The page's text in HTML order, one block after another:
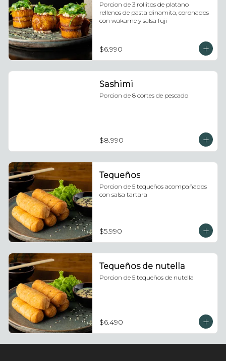
Porcion de 3 rollitos de platano
rellenos de pasta dinamita, coronados
con wakame y salsa fuji
$6.990
Sashimi
Porcion de 8 cortes de pescado
$8.990
Tequeños
Porcion de 5 tequeños acompañados
con salsa tartara
$5.990
Tequeños de nutella
Porcion de 5 tequeños de nutella
$6.490